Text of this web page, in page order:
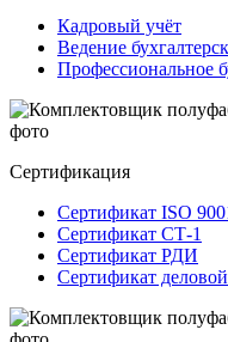
Кадровый учёт
Ведение
Профессиональное
Сертификация
Сертификат ISO
Сертификат СТ-1
Сертификат РДИ
Сертификат